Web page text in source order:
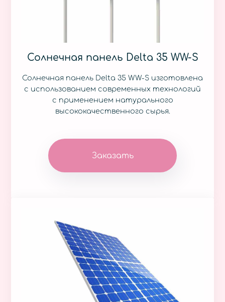
Солнечная панель Delta 35 WW-S
Солнечная панель Delta 35 WW-S изготовлена
с использованием современных технологий
с применением натурального
высококачественного сырья.
Заказать